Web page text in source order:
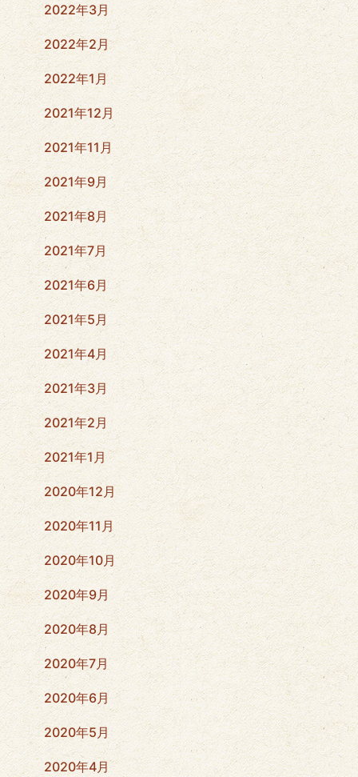
2022年3月
2022年2月
2022年1月
2021年12月
2021年11月
2021年9月
2021年8月
2021年7月
2021年6月
2021年5月
2021年4月
2021年3月
2021年2月
2021年1月
2020年12月
2020年11月
2020年10月
2020年9月
2020年8月
2020年7月
2020年6月
2020年5月
2020年4月